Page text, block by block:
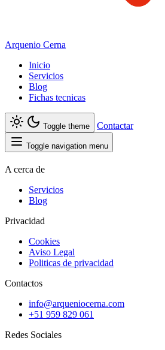
Arquenio Cerna
Inicio
Servicios
Blog
Fichas tecnicas
Toggle theme Contactar
Toggle navigation menu
A cerca de
Servicios
Blog
Privacidad
Cookies
Aviso Legal
Politicas de privacidad
Contactos
info@arqueniocerna.com
+51 959 829 061
Redes Sociales